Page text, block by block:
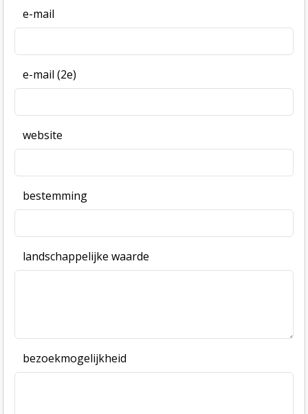
e-mail
e-mail (2e)
website
bestemming
landschappelijke waarde
bezoekmogelijkheid